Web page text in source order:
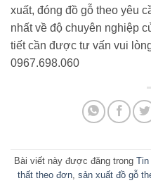
xuất, đóng đồ gỗ theo yêu
nhất về độ chuyên nghiệp
tiết cần được tư vấn vui
0967.698.060
Bài viết này được đăng trong
thất theo đơn, sản xuất đồ gỗ